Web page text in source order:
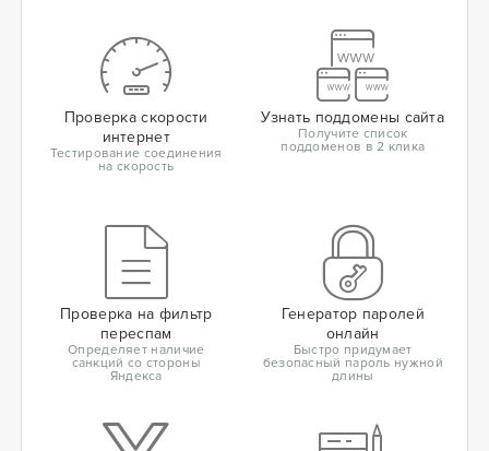
Проверка скорости
интернет
Тестирование соединения
на скорость
Узнать поддомены сайта
Получите список
поддоменов в 2 клика
Проверка на фильтр
переспам
Определяет наличие
санкций со стороны
Яндекса
Генератор паролей
онлайн
Быстро придумает
безопасный пароль нужной
длины